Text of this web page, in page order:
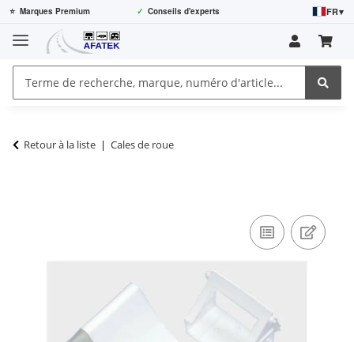
⭐ Marques Premium ✓ Conseils d'experts FR▾
Retour à la liste Cales de roue